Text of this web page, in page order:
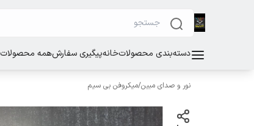
دسته‌بندی محصولاتخانهپیگیری سفارشهمه محصولات
نور و صدای مبین/میکروفن بی سیم